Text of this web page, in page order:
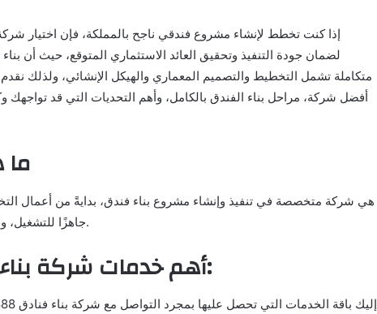
إذا كنت تخطط لإنشاء مشروع فندقي ناجح بالمملكة، فإن اختيار
لضمان جودة التنفيذ وتحقيق العائد الاستثماري المتوقع، حيث أن
متكاملة تشمل التخطيط والتصميم المعماري والهيكل الإنشائي، ولذلك
أفضل شركة، مراحل بناء الفندق بالكامل، وأهم التحديات التي قد
هي شركة متخصصة في تنفيذ وإنشاء مشروع بناء فندق، بدايةً من أعمال
جاهزًا للتشغيل، وذلك وفقًا لمعايير الفنادق المحلية والدولية.
أهم خدمات شركة بناء فنادق في السعودية: